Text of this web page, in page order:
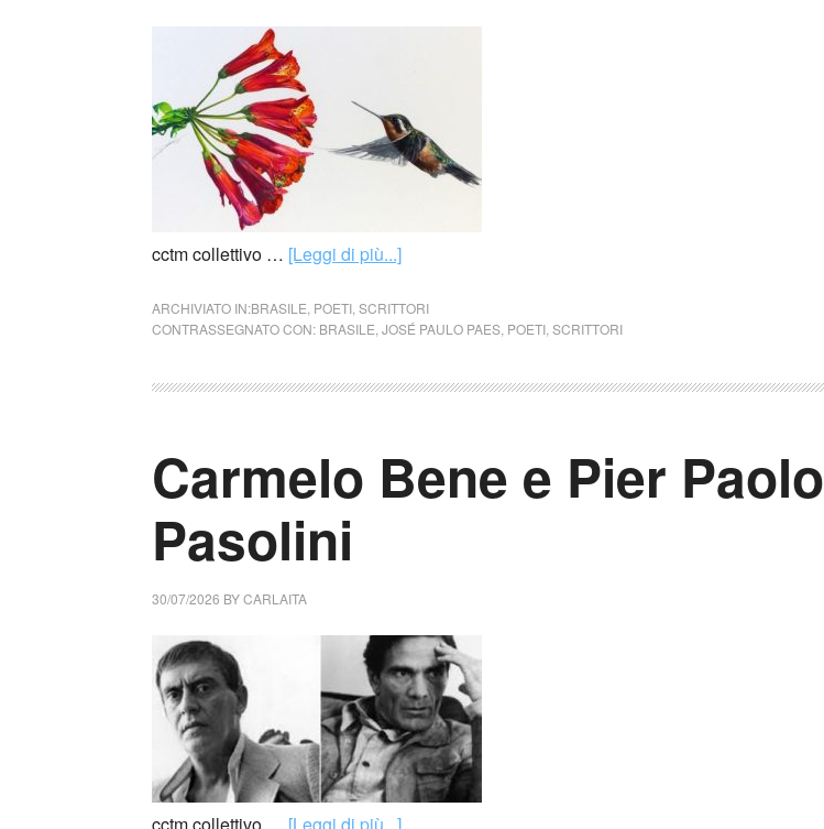
cctm collettivo … [Leggi di più...]
ARCHIVIATO IN:BRASILE POETI SCRITTORI
CONTRASSEGNATO CON: BRASILE JOSÉ PAULO PAES POETI SCRITTORI
Carmelo Bene e Pier Paolo
Pasolini
30/07/2026 BYCARLAITA